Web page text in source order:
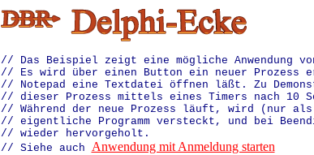
// Das Beispiel zeigt eine mögliche Anwendung
// Es wird über einen Button ein neuer Prozess
// Notepad eine Textdatei öffnen läßt. Zu
// dieser Prozess mittels eines Timers nach 10
// Während der neue Prozess läuft, wird (nur
// eigentliche Programm versteckt, und bei
// wieder hervorgeholt.
// Siehe auch Anwendung mit Anmeldung starten